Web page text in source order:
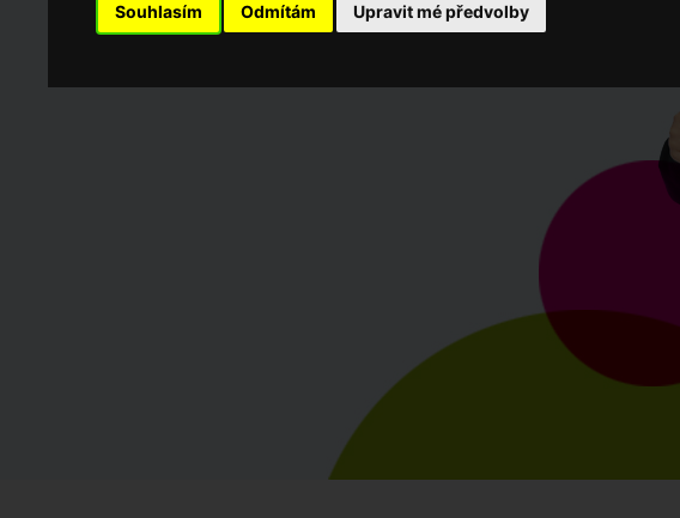
Souhlasím Odmítám Upravit mé předvolby
Dny otevřených dveří ZŠ